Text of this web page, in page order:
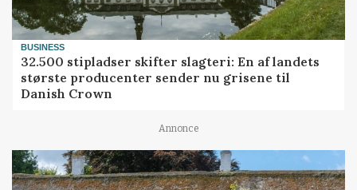
BUSINESS
32.500 stipladser skifter slagteri: En af landets
største producenter sender nu grisene til
Danish Crown
Annonce